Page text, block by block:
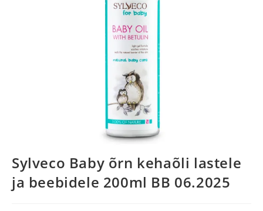
Sylveco Baby õrn kehaõli lastele
ja beebidele 200ml BB 06.2025